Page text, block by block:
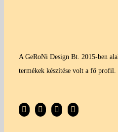
A GeRoNi Design Bt. 2015-ben
termékek készítése volt a fő profil.